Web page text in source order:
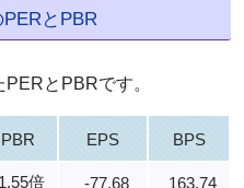
とPBR
とPBRです。
PBR EPS
BPS
1.55倍 -77.68
163.74